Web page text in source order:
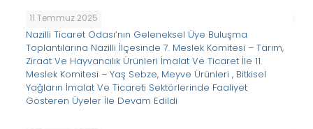
11 Temmuz 2025
Nazilli Ticaret Odası’nın Geleneksel Üye Buluşma
Toplantılarına Nazilli İlçesinde 7. Meslek Komitesi – Tarım,
Ziraat Ve Hayvancılık Ürünleri İmalat Ve Ticaret İle 11.
Meslek Komitesi – Yaş Sebze, Meyve Ürünleri , Bitkisel
Yağların İmalat Ve Ticareti Sektörlerinde Faaliyet
Gösteren Üyeler İle Devam Edildi